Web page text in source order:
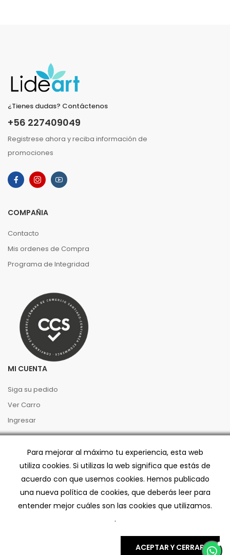
¿Tienes dudas? Contáctenos
+56 227409049
Registrese ahora y reciba información de
promociones
COMPAÑIA
Contacto
Mis ordenes de Compra
Programa de Integridad
MI CUENTA
Siga su pedido
Ver Carro
Ingresar
PREGUNTAS FRECUENTES
Términos y Condiciones
Preventa
Políticas de Privacidad
Para mejorar al máximo tu experiencia, esta web
utiliza cookies. Si utilizas la web significa que estás de
acuerdo con que usemos cookies. Hemos publicado
una nueva política de cookies, que deberás leer para
entender mejor cuáles son las cookies que utilizamos.
.
ACEPTAR Y CERRAR